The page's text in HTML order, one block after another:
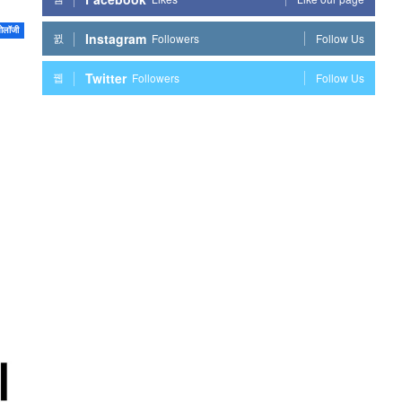
Instagram Followers Follow Us
Twitter Followers Follow Us